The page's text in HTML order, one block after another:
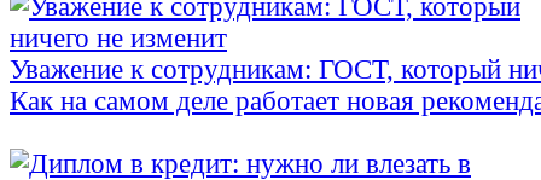
Уважение к сотрудникам: ГОСТ, который
Как на самом деле работает новая